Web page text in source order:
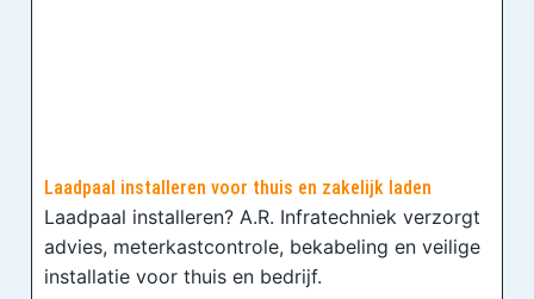
Laadpaal installeren voor thuis en zakelijk laden
Laadpaal installeren? A.R. Infratechniek verzorgt
advies, meterkastcontrole, bekabeling en veilige
installatie voor thuis en bedrijf.